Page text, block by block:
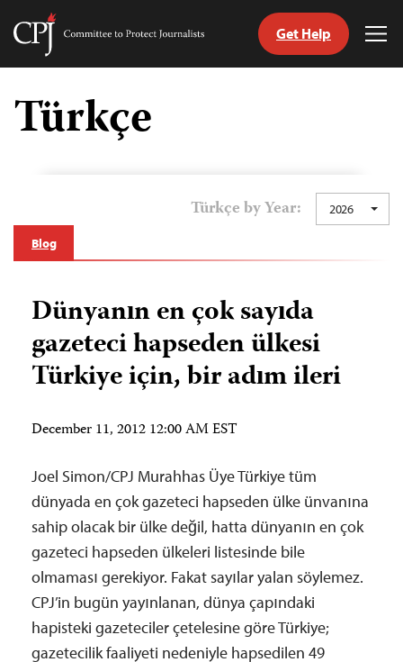
Skip
content
Committee
Get Help
Türkçe
Türkçe by Year: 2026
Blog
Dünyanın en çok sayıda
gazeteci hapseden ülkesi
Türkiye için, bir adım ileri
December 11, 2012 12:00 AM EST
Joel Simon/CPJ Murahhas Üye Türkiye tüm
dünyada en çok gazeteci hapseden ülke ünvanına
sahip olacak bir ülke değil, hatta dünyanın en çok
gazeteci hapseden ülkeleri listesinde bile
olmaması gerekiyor. Fakat sayılar yalan söylemez.
CPJ’in bugün yayınlanan, dünya çapındaki
hapisteki gazeteciler çetelesine göre Türkiye;
gazetecilik faaliyeti nedeniyle hapsedilen 49